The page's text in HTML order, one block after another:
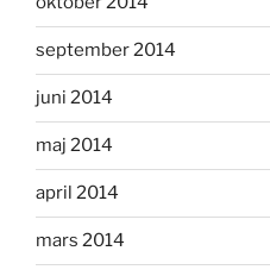
september 2014
juni 2014
maj 2014
april 2014
mars 2014